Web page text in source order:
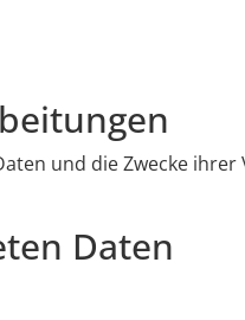
und die Zwecke
Daten